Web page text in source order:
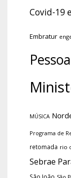
Covid-19
Embratur
Pessoa
MÚSICA
Programa de
retomada rio
Sebrae
São João